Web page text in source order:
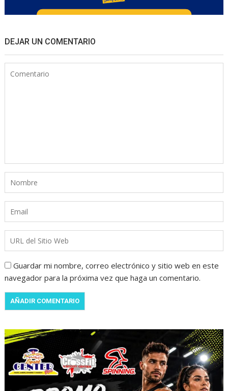
DEJAR UN COMENTARIO
Guardar mi nombre, correo electrónico y sitio web en este
navegador para la próxima vez que haga un comentario.